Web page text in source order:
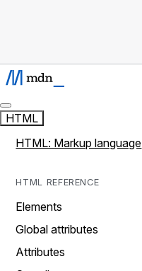
HTML
HTML: Markup language
HTML REFERENCE
Elements
Global attributes
Attributes